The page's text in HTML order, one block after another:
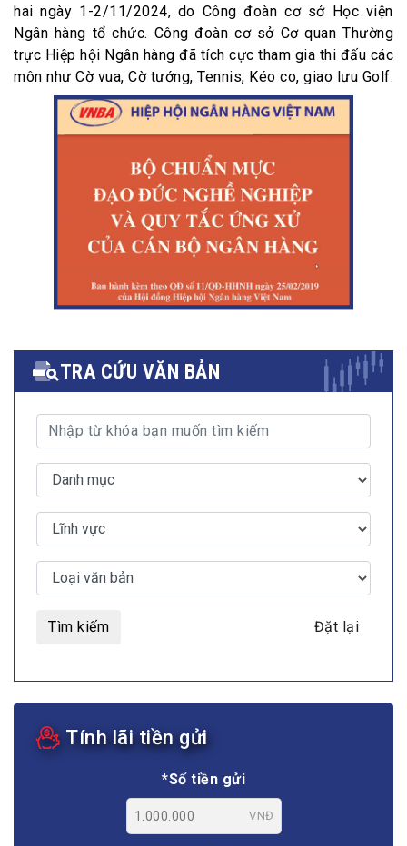
hai ngày 1-2/11/2024, do Công đoàn cơ sở Học viện
Ngân hàng tổ chức. Công đoàn cơ sở Cơ quan Thường
trực Hiệp hội Ngân hàng đã tích cực tham gia thi đấu các
môn như Cờ vua, Cờ tướng, Tennis, Kéo co, giao lưu Golf.
TRA CỨU VĂN BẢN
Tìm kiếm Đặt lại
Tính lãi tiền gửi
*Số tiền gửi
VNĐ